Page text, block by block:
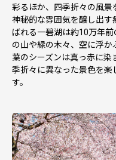
彩るほか、四季折々の風景
神秘的な雰囲気を醸し出す
ばれる一碧湖は約10万年
の山や緑の木々、空に浮
葉のシーズンは真っ赤に染
季折々に異なった景色を楽
す。